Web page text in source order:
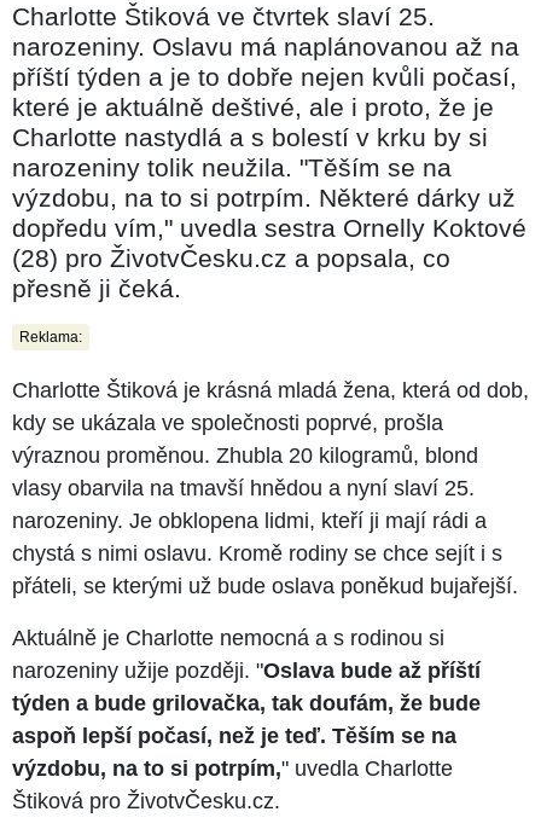
Charlotte Štiková ve čtvrtek slaví 25.
narozeniny. Oslavu má naplánovanou až na
příští týden a je to dobře nejen kvůli počasí,
které je aktuálně deštivé, ale i proto, že je
Charlotte nastydlá a s bolestí v krku by si
narozeniny tolik neužila. "Těším se na
výzdobu, na to si potrpím. Některé dárky už
dopředu vím," uvedla sestra Ornelly Koktové
(28) pro ŽivotvČesku.cz a popsala, co
přesně ji čeká.
Reklama:
Charlotte Štiková je krásná mladá žena, která od dob,
kdy se ukázala ve společnosti poprvé, prošla
výraznou proměnou. Zhubla 20 kilogramů, blond
vlasy obarvila na tmavší hnědou a nyní slaví 25.
narozeniny. Je obklopena lidmi, kteří ji mají rádi a
chystá s nimi oslavu. Kromě rodiny se chce sejít i s
přáteli, se kterými už bude oslava poněkud bujařejší.
Aktuálně je Charlotte nemocná a s rodinou si
narozeniny užije později. "Oslava bude až příští
týden a bude grilovačka, tak doufám, že bude
aspoň lepší počasí, než je teď. Těším se na
výzdobu, na to si potrpím," uvedla Charlotte
Štiková pro ŽivotvČesku.cz.